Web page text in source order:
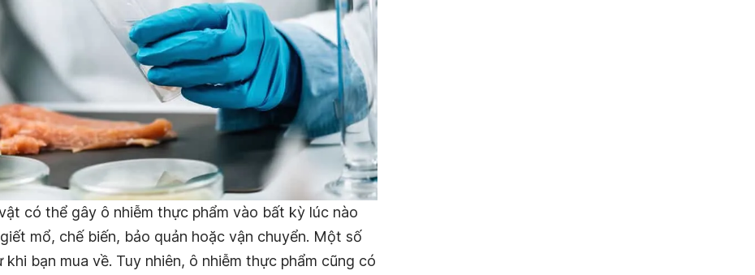
có thể gây ô nhiễm thực phẩm vào bất kỳ lúc nào
mổ, chế biến, bảo quản hoặc vận chuyển. Một số
bạn mua về. Tuy nhiên, ô nhiễm thực phẩm cũng có